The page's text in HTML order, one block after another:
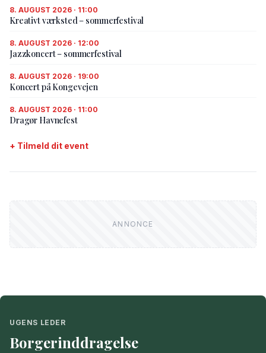
8. AUGUST 2026 · 11:00
Kreativt værksted – sommerfestival
8. AUGUST 2026 · 12:00
Jazzkoncert – sommerfestival
8. AUGUST 2026 · 19:00
Koncert på Kongevejen
8. AUGUST 2026 · 11:00
Dragør Havnefest
+ Tilmeld dit event
UGENS LEDER
Borgerinddragelse